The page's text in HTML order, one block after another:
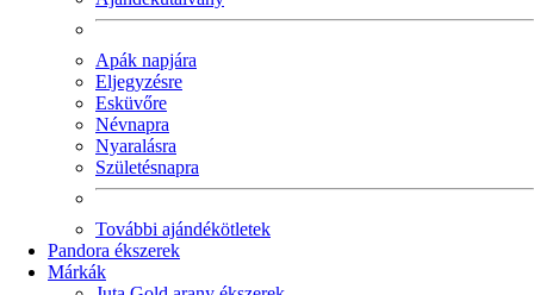
Apák napjára
Eljegyzésre
Esküvőre
Névnapra
Nyaralásra
Születésnapra
További ajándékötletek
Pandora ékszerek
Márkák